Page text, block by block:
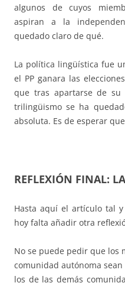
algunos de cuyos
aspiran a la
quedado claro de qué.
La política lingüística fue
el PP ganara las
que tras apartarse de su
trilingüismo se ha
absoluta. Es de esperar
REFLEXIÓN FINAL:
Hasta aquí el artículo tal
hoy falta añadir otra
No se puede pedir que los
comunidad autónoma
los de las demás